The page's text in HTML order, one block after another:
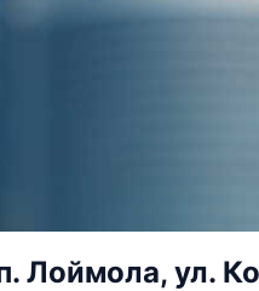
Лоймола, ул.